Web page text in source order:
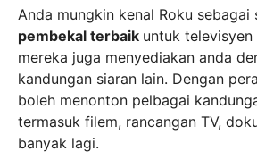
Anda mungkin kenal Roku sebagai
pembekal terbaik untuk
mereka juga menyediakan anda
kandungan siaran lain. Dengan
boleh menonton pelbagai
termasuk filem, rancangan TV,
banyak lagi.